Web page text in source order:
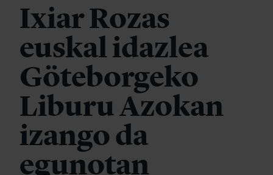
Ixiar Rozas
euskal idazlea
Göteborgeko
Liburu Azokan
izango da
egunotan